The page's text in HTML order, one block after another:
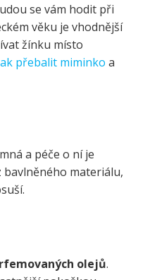
se vám hodit při
věku je vhodnější
žínku místo
přebalit miminko a
a péče o ní je
bavlněného materiálu,
olejů.